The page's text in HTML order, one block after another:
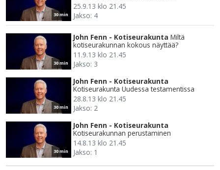
30 min
25.9.13 klo 21.45
Jakso: 4
30 min
John Fenn - Kotiseurakunta Miltä
kotiseurakunnan kokous näyttää?
11.9.13 klo 21.45
Jakso: 3
30 min
John Fenn - Kotiseurakunta
Kotiseurakunta Uudessa testamentissa
28.8.13 klo 21.45
Jakso: 2
30 min
John Fenn - Kotiseurakunta
Kotiseurakunnan perustaminen
14.8.13 klo 21.45
Jakso: 1